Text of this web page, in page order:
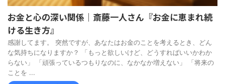
お金と心の深い関係｜斎藤一人さん『お金に恵まれ続
ける生き方』
感謝してます。 突然ですが、あなたはお金のことを考えるとき、どん
な気持ちになりますか？ 「もっと欲しいけど、どうすればいいかわか
らない」 「頑張っているつもりなのに、なかなか増えない」 「将来の
ことを ...